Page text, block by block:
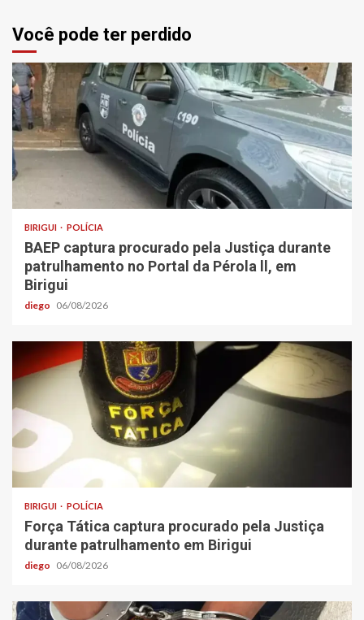
Você pode ter perdido
BIRIGUI POLÍCIA
BAEP captura procurado pela Justiça durante
patrulhamento no Portal da Pérola ll, em
Birigui
diego 06/08/2026
BIRIGUI POLÍCIA
Força Tática captura procurado pela Justiça
durante patrulhamento em Birigui
diego 06/08/2026